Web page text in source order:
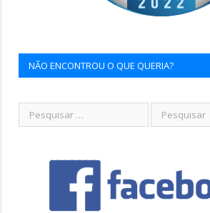
NÃO ENCONTROU O QUE QUERIA?